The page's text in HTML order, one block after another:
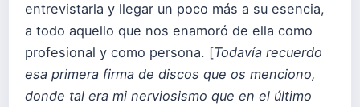
entrevistarla y llegar un poco más a su esencia,
a todo aquello que nos enamoró de ella como
profesional y como persona. [Todavía recuerdo
esa primera firma de discos que os menciono,
donde tal era mi nerviosismo que en el último